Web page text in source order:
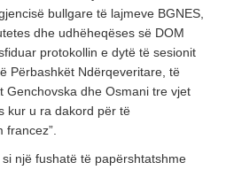
bullgare të lajmeve BGNES,
dhe udhëheqëses së DOM
protokollin e dytë të sesionit
Përbashkët Ndërqeveritare, të
Genchovska dhe Osmani tre vjet
kur u ra dakord për të
francez”.
një fushatë të papërshtatshme